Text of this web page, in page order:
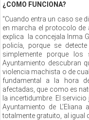
¿COMO FUNCIONA?
“Cuando entra un caso se
en marcha el protocolo de
explica la concejala Inma
policía, porque se
simplemente porque
Ayuntamiento descubran
violencia machista o de
fundamental a la hora
afectadas, que como es
la incertidumbre. El
Ayuntamiento de
totalmente gratuito, al igual